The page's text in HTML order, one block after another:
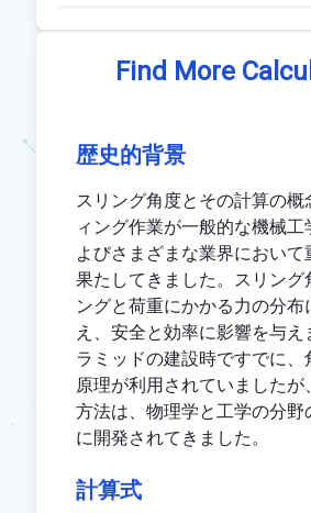
Find More
歴史的背景
スリング角度とその計算の概
ィング作業が一般的な機械工
よびさまざまな業界において
果たしてきました。スリング
ングと荷重にかかる力の分布
え、安全と効率に影響を与
ラミッドの建設時ですでに、
原理が利用されていましたが
方法は、物理学と工学の分野
に開発されてきました。
計算式